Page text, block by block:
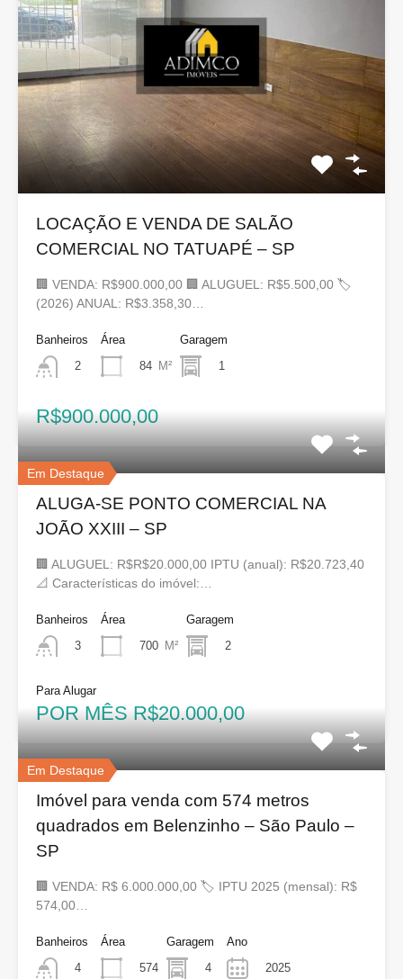
LOCAÇÃO E VENDA DE SALÃO
COMERCIAL NO TATUAPÉ – SP
🏢 VENDA: R$900.000,00 🏢 ALUGUEL: R$5.500,00 🏷
(2026) ANUAL: R$3.358,30…
Banheiros
2
Área
84 M²
Garagem
1
R$900.000,00
Em Destaque
ALUGA-SE PONTO COMERCIAL NA
JOÃO XXIII – SP
🏢 ALUGUEL: R$R$20.000,00 IPTU (anual): R$20.723,40
📐 Características do imóvel:…
Banheiros
3
Área
700 M²
Garagem
2
Para Alugar
POR MÊS R$20.000,00
Em Destaque
Imóvel para venda com 574 metros
quadrados em Belenzinho – São Paulo –
SP
🏢 VENDA: R$ 6.000.000,00 🏷 IPTU 2025 (mensal): R$
574,00…
Banheiros
4
Área
574
Garagem
4
Ano
2025